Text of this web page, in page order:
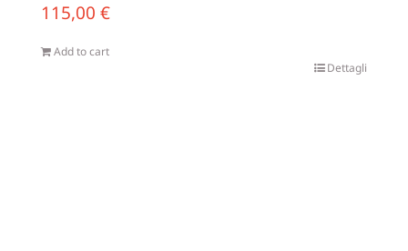
115,00 €
Add to cart
Dettagli